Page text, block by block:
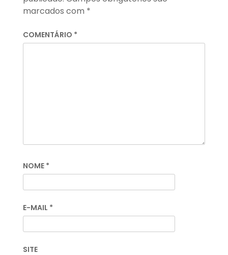
marcados com *
COMENTÁRIO *
NOME *
E-MAIL *
SITE